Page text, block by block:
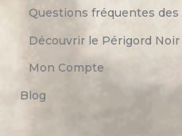
Questions fréquentes des
Découvrir le Périgord Noir
Mon Compte
Blog